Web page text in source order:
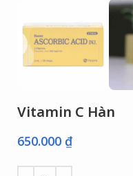
Vitamin C Hàn
650.000 ₫